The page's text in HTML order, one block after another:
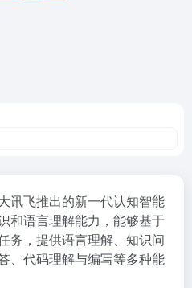
讯飞推出的新一代认知智能
和语言理解能力，能够基于
务，提供语言理解、知识问
、代码理解与编写等多种能